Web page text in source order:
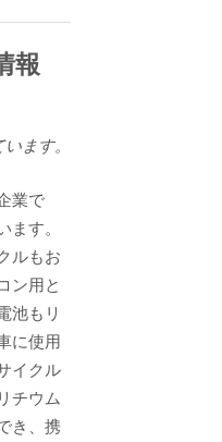
報
ます。
業で
す。
ルもお
ン用と
池もリ
に使用
イクル
チウム
き、携